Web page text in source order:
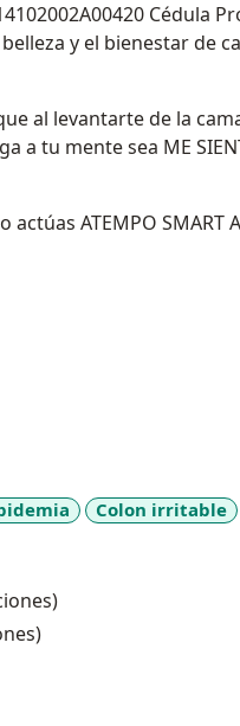
Cédula
y el bienestar de
al levantarte de la
a tu mente sea ME
ATEMPO SMART
Colon irritable